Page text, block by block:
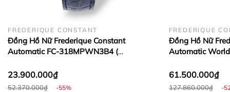
Đồng Hồ Chính Hãng
FREDERIQUE CONSTANT
Đồng Hồ Nữ Frederique Constant
Automatic FC-318MPWN3B4 (
23.900.000₫
52.370.000₫ -55%
FREDERIQUE
Đồng Hồ Nữ
Automatic
61.500.000₫
127.860.000₫ -